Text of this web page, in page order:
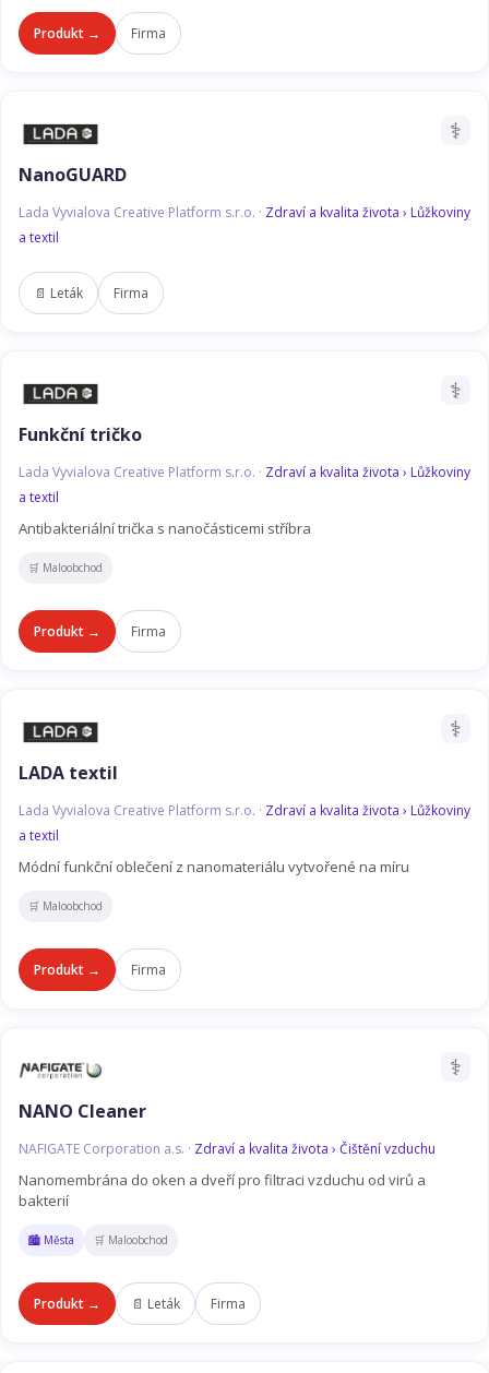
Produkt → Firma
⚕️
NanoGUARD
Lada Vyvialova Creative Platform s.r.o. · Zdraví a kvalita života › Lůžkoviny
a textil
📄 Leták Firma
⚕️
Funkční tričko
Lada Vyvialova Creative Platform s.r.o. · Zdraví a kvalita života › Lůžkoviny
a textil
Antibakteriální trička s nanočásticemi stříbra
🛒 Maloobchod
Produkt → Firma
⚕️
LADA textil
Lada Vyvialova Creative Platform s.r.o. · Zdraví a kvalita života › Lůžkoviny
a textil
Módní funkční oblečení z nanomateriálu vytvořené na míru
🛒 Maloobchod
Produkt → Firma
⚕️
NANO Cleaner
NAFIGATE Corporation a.s. · Zdraví a kvalita života › Čištění vzduchu
Nanomembrána do oken a dveří pro filtraci vzduchu od virů a
bakterií
🏙️ Města 🛒 Maloobchod
Produkt → 📄 Leták Firma